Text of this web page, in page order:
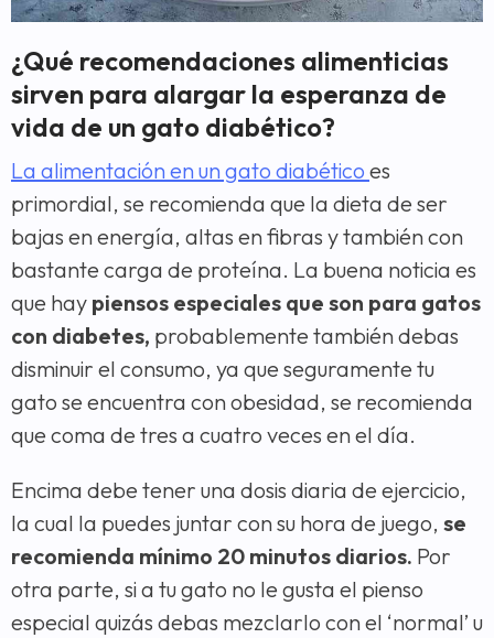
¿Qué recomendaciones alimenticias
sirven para alargar la esperanza de
vida de un gato diabético?
La alimentación en un gato diabético es
primordial, se recomienda que la dieta de ser
bajas en energía, altas en fibras y también con
bastante carga de proteína. La buena noticia es
que hay piensos especiales que son para gatos
con diabetes, probablemente también debas
disminuir el consumo, ya que seguramente tu
gato se encuentra con obesidad, se recomienda
que coma de tres a cuatro veces en el día.
Encima debe tener una dosis diaria de ejercicio,
la cual la puedes juntar con su hora de juego, se
recomienda mínimo 20 minutos diarios. Por
otra parte, si a tu gato no le gusta el pienso
especial quizás debas mezclarlo con el ‘normal’ u